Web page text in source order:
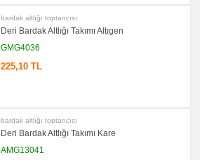
bardak altlığı toptancısı
Deri Bardak Altlığı Takımı Altıgen
GMG4036
225,10 TL
bardak altlığı toptancısı
Deri Bardak Altlığı Takımı Kare
AMG13041